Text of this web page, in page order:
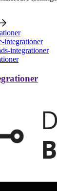
integrationer
integrationer